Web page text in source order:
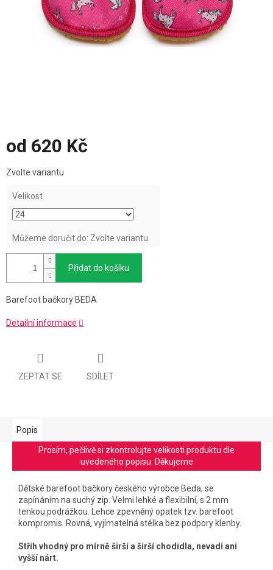
od 620 Kč
cena:
Zvolte variantu
Velikost
Můžeme doručit do: Zvolte variantu
Přidat do košíku
Barefoot bačkory BEDA
Detailní informace
ZEPTAT SE SDÍLET
Popis
Prosím, pečlivě si zkontrolujte velikosti produktu dle
uvedeného popisu. Děkujeme
Dětské barefoot bačkory českého výrobce Beda, se
zapínáním na suchý zip. Velmi lehké a flexibilní, s 2 mm
tenkou podrážkou. Lehce zpevněný opatek tzv. barefoot
kompromis. Rovná, vyjímatelná stélka bez podpory klenby.
Střih vhodný pro mírně širší a širší chodidla, nevadí ani
vyšší nárt.